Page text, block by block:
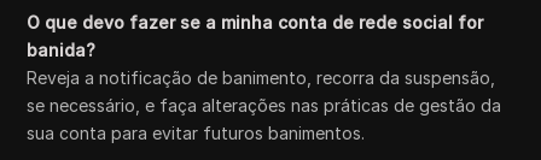
O que devo fazer se a minha conta de rede social for
banida?
Reveja a notificação de banimento, recorra da suspensão,
se necessário, e faça alterações nas práticas de gestão da
sua conta para evitar futuros banimentos.